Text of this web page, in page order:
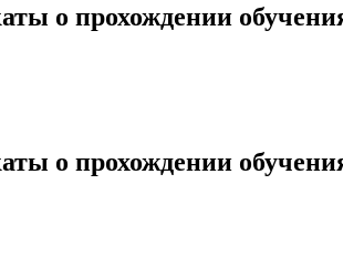
о прохождении
о прохождении